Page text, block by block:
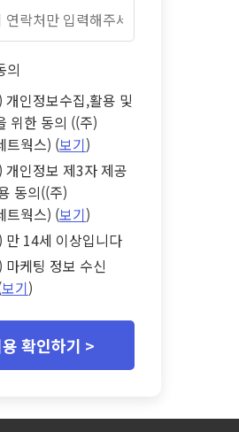
의
개인정보수집,활용 및
위한 동의 ((주)
트웍스) (보기)
개인정보 제3자 제공
동의((주)
트웍스) (보기)
만 14세 이상입니다
마케팅 정보 수신
보기)
확인하기 >